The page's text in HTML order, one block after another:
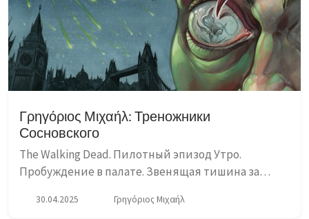
Γρηγόριος Μιχαήλ: Треножники
Сосновского
The Walking Dead. Пилотный эпизод Утро.
Пробуждение в палате. Звенящая тишина за
докричаться медсестер и санитаров, опираясь на
30.04.2025 Γρηγόριος Μιχαήλ